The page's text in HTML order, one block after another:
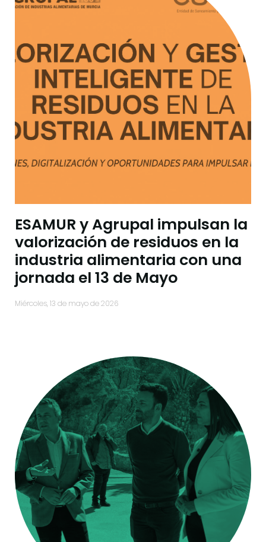
ESAMUR y Agrupal impulsan la
valorización de residuos en la
industria alimentaria con una
jornada el 13 de Mayo
miércoles, 13 de mayo de 2026